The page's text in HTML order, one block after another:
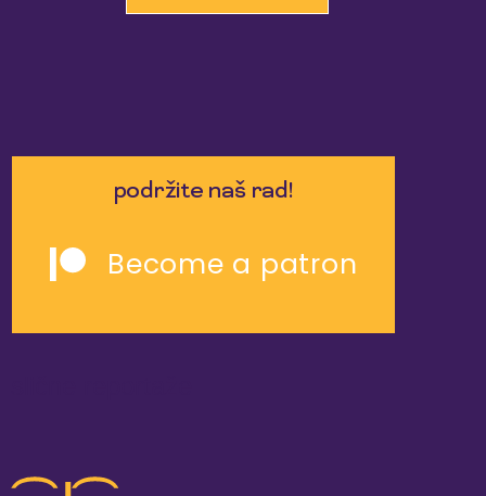
podržite naš rad!
Become a patron